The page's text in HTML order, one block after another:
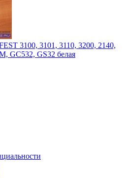
3100, 3101, 3110, 3200, 2140,
GC532, GS32 белая